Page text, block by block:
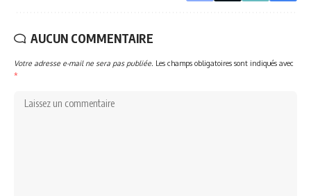
AUCUN COMMENTAIRE
Votre adresse e-mail ne sera pas publiée. Les champs obligatoires sont indiqués avec
*